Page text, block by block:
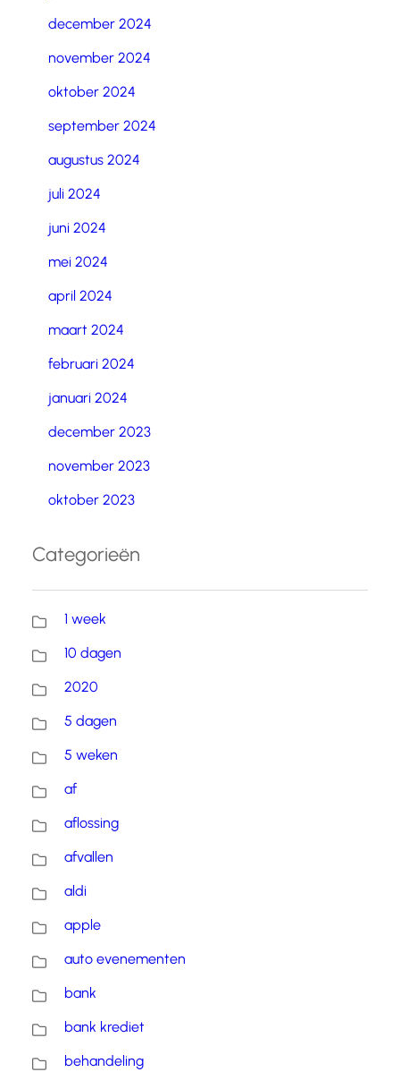
december 2024
november 2024
oktober 2024
september 2024
augustus 2024
juli 2024
juni 2024
mei 2024
april 2024
maart 2024
februari 2024
januari 2024
december 2023
november 2023
oktober 2023
Categorieën
1 week
10 dagen
2020
5 dagen
5 weken
af
aflossing
afvallen
aldi
apple
auto evenementen
bank
bank krediet
behandeling